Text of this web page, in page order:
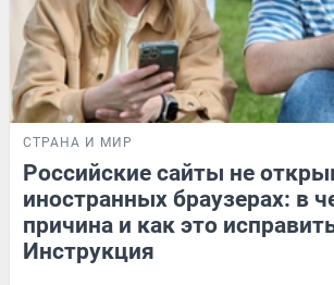
СТРАНА И МИР
Российские сайты не
иностранных браузерах: в
причина и как это
Инструкция